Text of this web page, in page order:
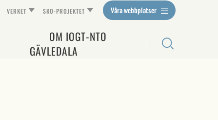
VERKET SKO-PROJEKTET Våra webbplatser
OM IOGT-NTO
GÄVLEDALA